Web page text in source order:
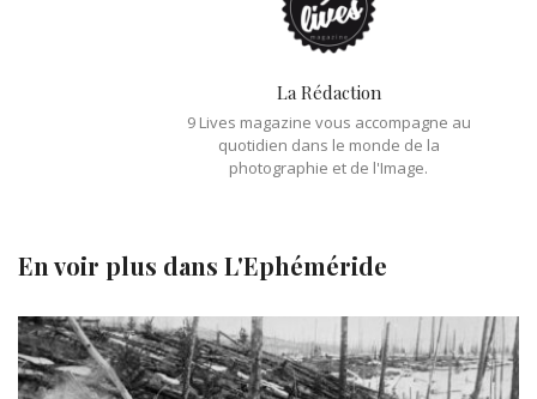
La Rédaction
9 Lives magazine vous accompagne au
quotidien dans le monde de la
photographie et de l'Image.
En voir plus dans L'Ephéméride